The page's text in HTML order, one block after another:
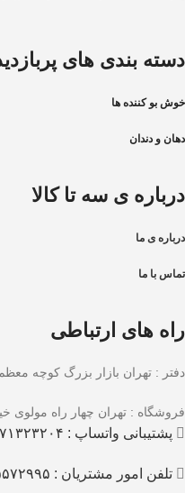
دسته بندی های
خوش بو کننده ها
دهان و دندان
درباره ی سه تا کالا
درباره ی ما
تماس با ما
راه های ارتباطی
دفتر : تهران بازار بزرگ کوچه
فروشگاه : تهران چهار راه مولوی
پشتیبانی واتساپ : ۰۹۳۷۱۳۲۳۲۰۴
تلفن امور مشتریان : ۰۲۱۵۵۵۷۲۹۹۵